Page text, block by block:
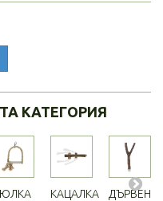
КАТЕГОРИЯ
КАЦАЛКА